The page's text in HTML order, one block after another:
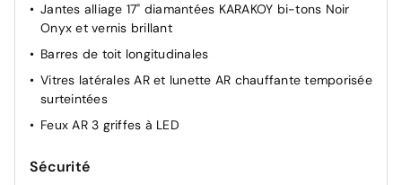
Jantes alliage 17" diamantées KARAKOY bi-tons Noir
Onyx et vernis brillant
Barres de toit longitudinales
Vitres latérales AR et lunette AR chauffante temporisée
surteintées
Feux AR 3 griffes à LED
Sécurité